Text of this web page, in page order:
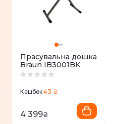
Прасувальна дошка
Braun IB3001BK
Кешбек43 ₴
4 399₴